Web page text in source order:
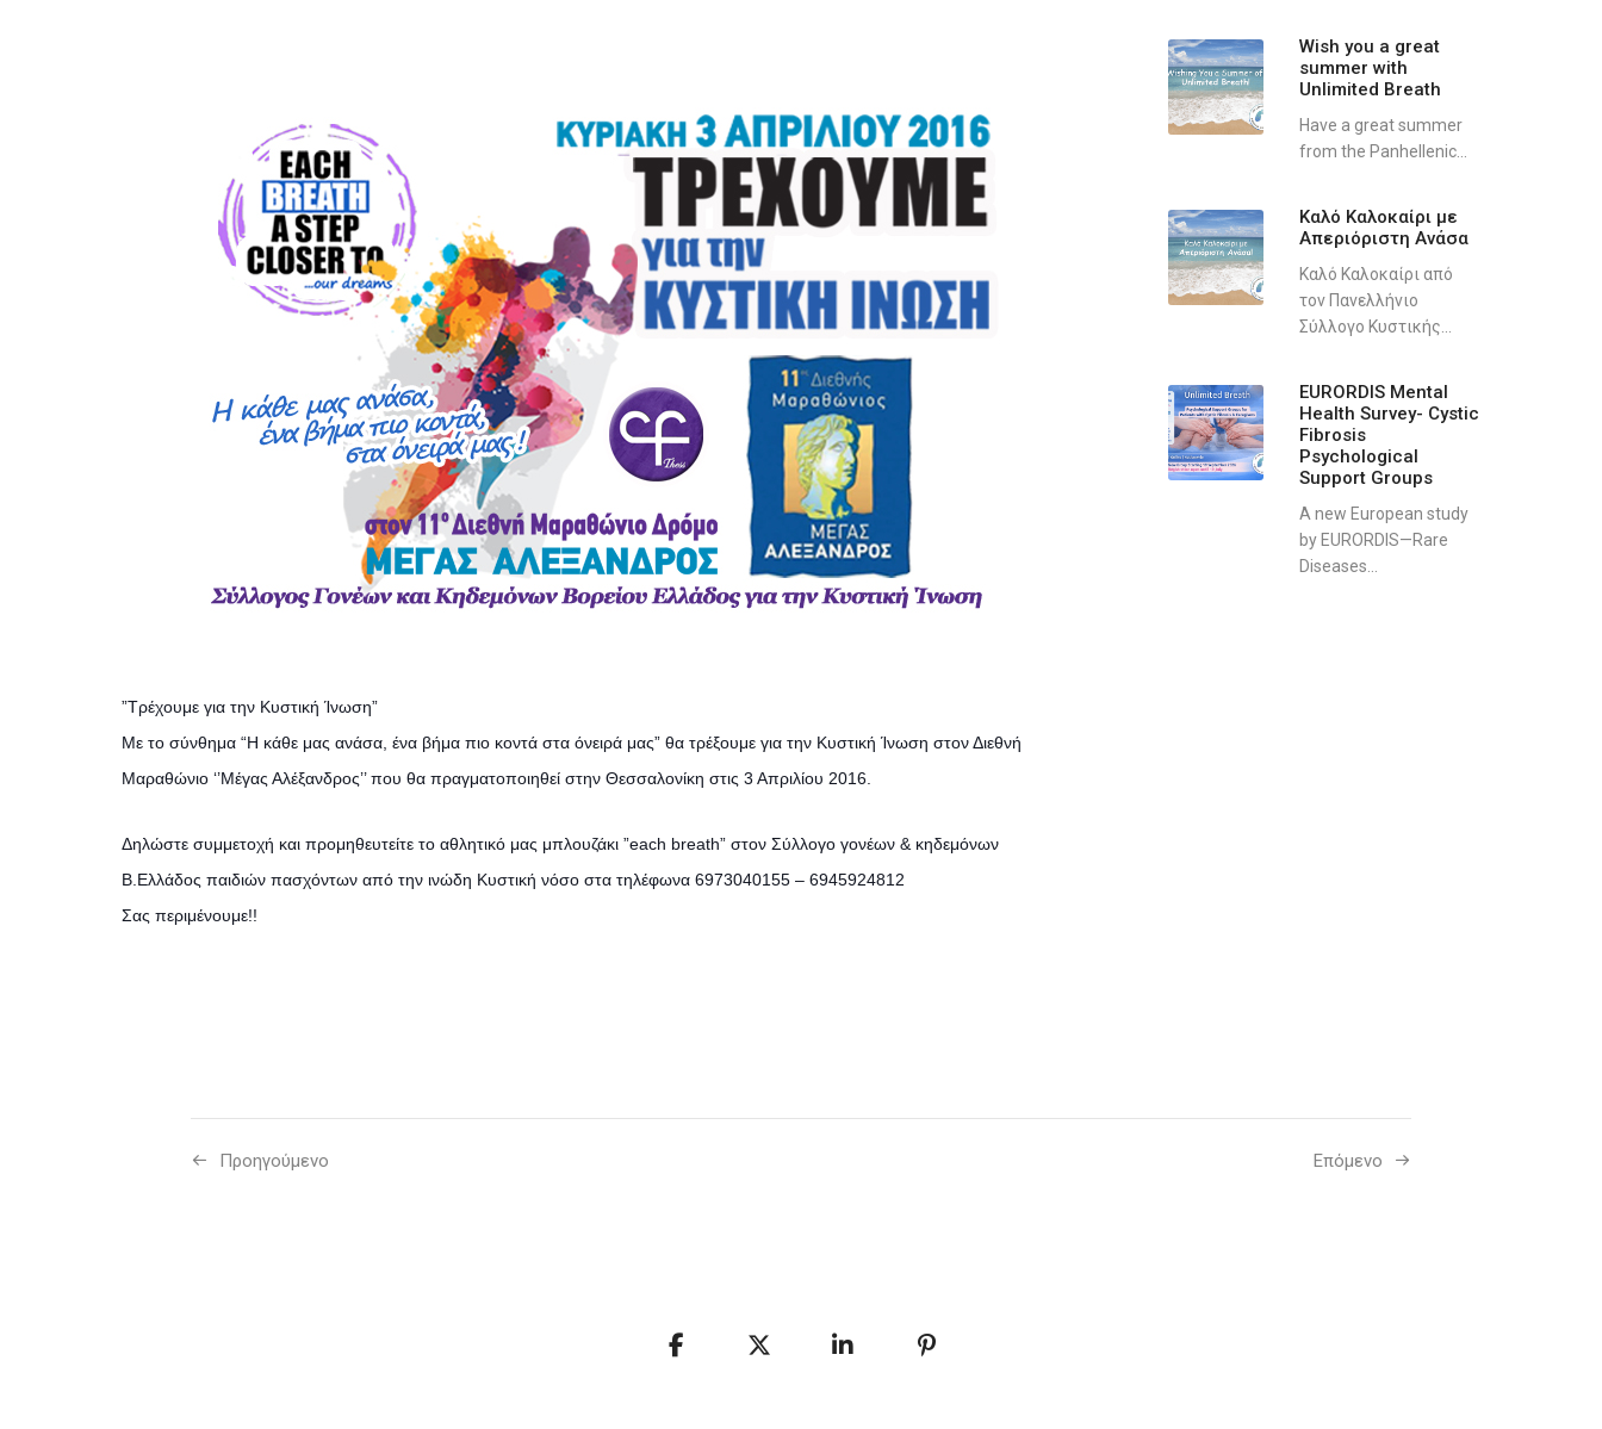
”Τρέχουμε για την Κυστική Ίνωση”
Με το σύνθημα “Η κάθε μας ανάσα, ένα βήμα πιο κοντά στα όνειρά μας” θα τρέξουμε για την Κυστική Ίνωση στον Διεθνή
Μαραθώνιο ‘’Μέγας Αλέξανδρος’’ που θα πραγματοποιηθεί στην Θεσσαλονίκη στις 3 Απριλίου 2016.
Δηλώστε συμμετοχή και προμηθευτείτε το αθλητικό μας μπλουζάκι ”each breath” στον Σύλλογο γονέων & κηδεμόνων
Β.Ελλάδος παιδιών πασχόντων από την ινώδη Κυστική νόσο στα τηλέφωνα 6973040155 – 6945924812
Σας περιμένουμε!!
Wish you a great
summer with
Unlimited Breath
Have a great summer
from the Panhellenic...
Καλό Καλοκαίρι με
Απεριόριστη Ανάσα
Καλό Καλοκαίρι από
τον Πανελλήνιο
Σύλλογο Κυστικής...
EURORDIS Mental
Health Survey- Cystic
Fibrosis
Psychological
Support Groups
A new European study
by EURORDIS—Rare
Diseases...
Προηγούμενo Επόμενο